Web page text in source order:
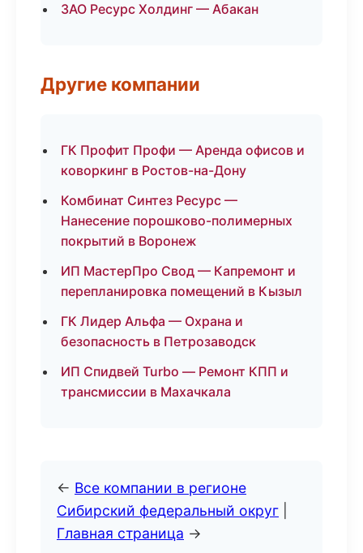
ЗАО Ресурс Холдинг — Абакан
Другие компании
ГК Профит Профи — Аренда офисов и
коворкинг в Ростов-на-Дону
Комбинат Синтез Ресурс —
Нанесение порошково-полимерных
покрытий в Воронеж
ИП МастерПро Свод — Капремонт и
перепланировка помещений в Кызыл
ГК Лидер Альфа — Охрана и
безопасность в Петрозаводск
ИП Спидвей Turbo — Ремонт КПП и
трансмиссии в Махачкала
← Все компании в регионе
Сибирский федеральный округ
Главная страница →